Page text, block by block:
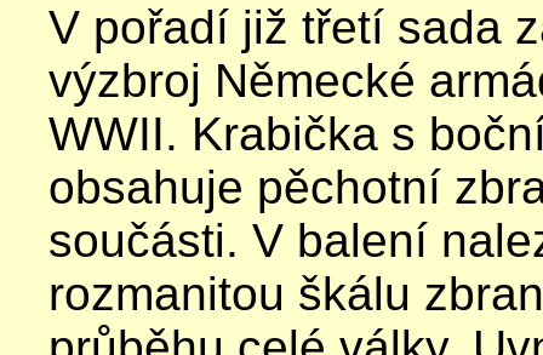
V pořadí již třetí sada
výzbroj Německé
WWII. Krabička s
obsahuje pěchotní
součásti. V balení
rozmanitou škálu